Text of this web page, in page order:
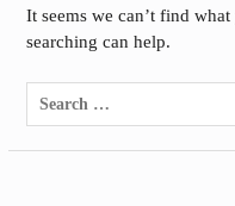
It seems we can’t find
searching can help.
Search
for: